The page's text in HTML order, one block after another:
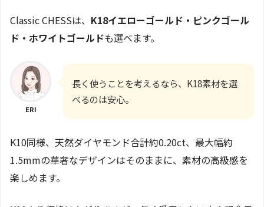
Classic CHESSは、 K18イエローゴールド・ピンクゴール
ド・ホワイトゴールドも選べます。
ERI
長く使うことを考えるなら、K18素材を選
べるのは安心。
K10同様、天然ダイヤモンド合計約0.20ct、最大幅約
1.5mmの華奢なデザインはそのままに、素材の高級感を
楽しめます。